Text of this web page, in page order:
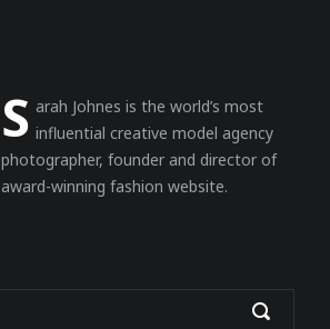
S arah Johnes is the world’s most
influential creative model agency
photographer, founder and director of
award-winning fashion website.